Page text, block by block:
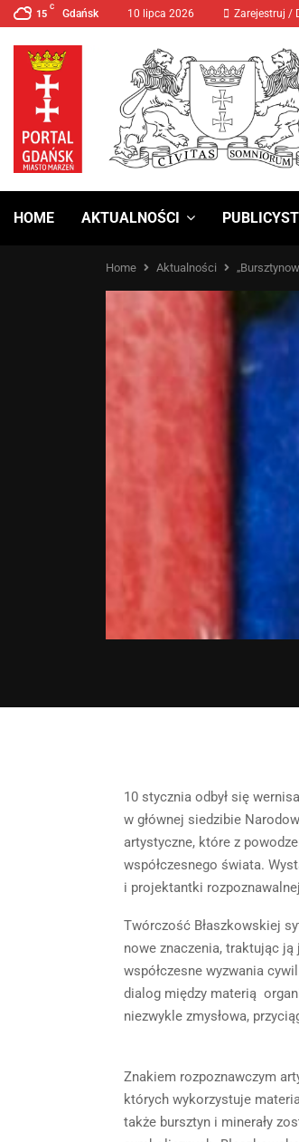
15
C
Gdańsk 10 lipca 2026 Zarejestruj /
MANIFA 2024 Prawa
HOME AKTUALNOŚCI
Home Aktualności
10 stycznia odbył się
w głównej siedzibie
artystyczne, które z
współczesnego świata.
i projektantki
Twórczość Błaszkowskiej
nowe znaczenia, traktując
współczesne wyzwania
dialog między materią
niezwykle zmysłowa,
Znakiem rozpoznawczym
których wykorzystuje
także bursztyn i minerały